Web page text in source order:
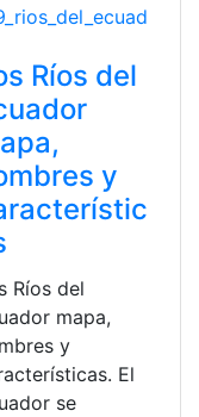
Ríos del
y
Ríos del
mapa,
y
El
se